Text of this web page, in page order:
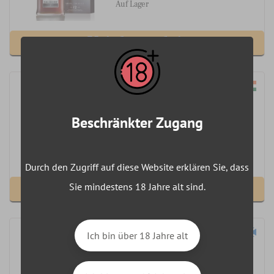
Auf Lager
Voir le produit
66,78 €
Voir le produit
Beschränkter Zugang
Durch den Zugriff auf diese Website erklären Sie, dass
Sie mindestens 18 Jahre alt sind.
Ich bin über 18 Jahre alt